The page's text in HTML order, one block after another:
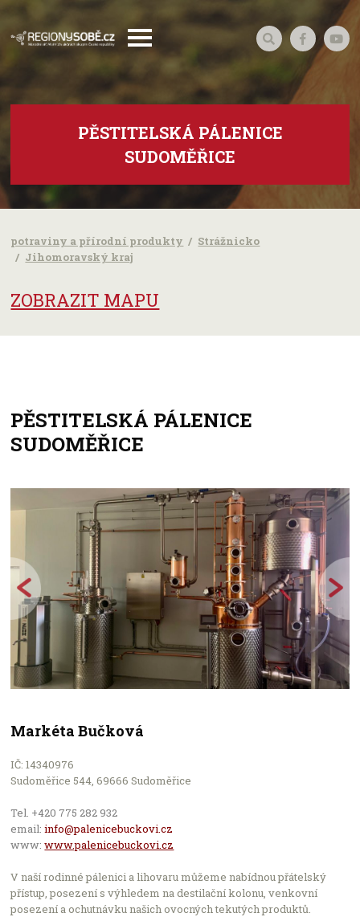
PĚSTITELSKÁ PÁLENICE
SUDOMĚŘICE
potraviny a přírodní produkty
Strážnicko
Jihomoravský kraj
ZOBRAZIT MAPU
+
Počet podniků v nabídce: 2504
PĚSTITELSKÁ PÁLENICE
SUDOMĚŘICE
Markéta Bučková
IČ: 14340976
Sudoměřice 544, 69666 Sudoměřice
Tel. +420 775 282 932
email: info@palenicebuckovi.cz
www: www.palenicebuckovi.cz
V naší rodinné pálenici a lihovaru můžeme nabídnou přátelský
přístup, posezení s výhledem na destilační kolonu, venkovní
posezení a ochutnávku našich ovocných tekutých produktů.